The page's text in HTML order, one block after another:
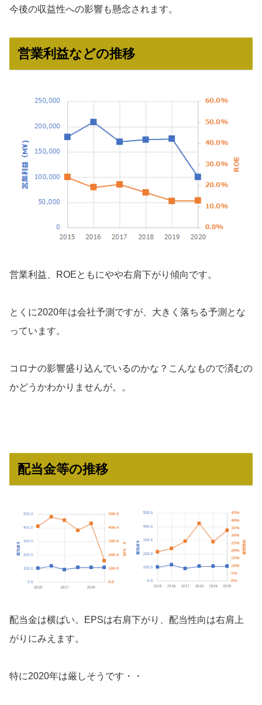
今後の収益性への影響も懸念されます。
営業利益などの推移
営業利益、ROEともにやや右肩下がり傾向です。
とくに2020年は会社予測ですが、大きく落ちる予測とな
っています。
コロナの影響盛り込んでいるのかな？こんなもので済むの
かどうかわかりませんが。。
配当金等の推移
配当金は横ばい。EPSは右肩下がり、配当性向は右肩上
がりにみえます。
特に2020年は厳しそうです・・